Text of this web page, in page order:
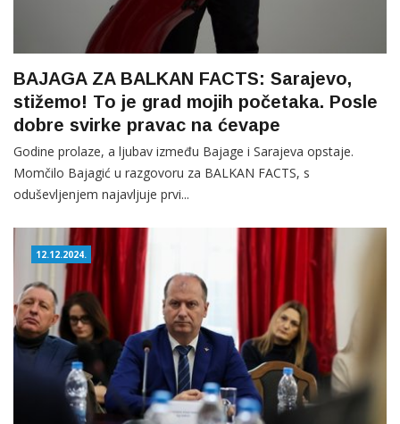
BAJAGA ZA BALKAN FACTS: Sarajevo,
stižemo! To je grad mojih početaka. Posle
dobre svirke pravac na ćevape
Godine prolaze, a ljubav između Bajage i Sarajeva opstaje.
Momčilo Bajagić u razgovoru za BALKAN FACTS, s
oduševljenjem najavljuje prvi...
12.12.2024.